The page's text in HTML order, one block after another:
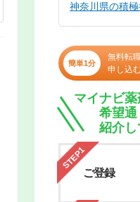
神奈川県の積
簡単1分
無料転
申し込
マイナビ
希望通
紹介し
STEP1
ご登録